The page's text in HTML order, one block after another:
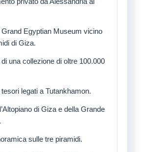
Egyptian Museum vicino
di Giza.
una collezione di oltre 100.000
legati a Tutankhamon.
di Giza e della Grande
sulle tre piramidi.